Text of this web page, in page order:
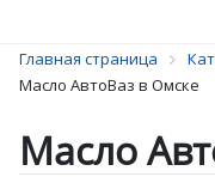
Главная страница
Масло АвтоВаз в Омске
Масло